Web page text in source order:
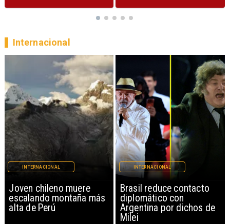
Brasil reduce contacto
diplomático con
Argentina por dichos de
INTERNACIONAL
China restringe
exportación de drones a
EEUU y sanciona
empresas
INTERNACIONAL
Internacional